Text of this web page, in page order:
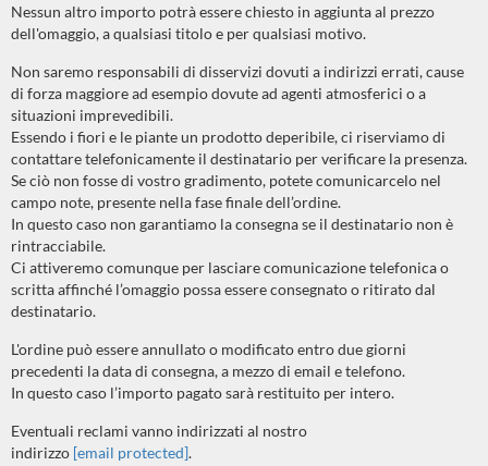
Nessun altro importo potrà essere chiesto in aggiunta al prezzo
dell'omaggio, a qualsiasi titolo e per qualsiasi motivo.
Non saremo responsabili di disservizi dovuti a indirizzi errati, cause
di forza maggiore ad esempio dovute ad agenti atmosferici o a
situazioni imprevedibili.
Essendo i fiori e le piante un prodotto deperibile, ci riserviamo di
contattare telefonicamente il destinatario per verificare la presenza.
Se ciò non fosse di vostro gradimento, potete comunicarcelo nel
campo note, presente nella fase finale dell’ordine.
In questo caso non garantiamo la consegna se il destinatario non è
rintracciabile.
Ci attiveremo comunque per lasciare comunicazione telefonica o
scritta affinché l’omaggio possa essere consegnato o ritirato dal
destinatario.
L'ordine può essere annullato o modificato entro due giorni
precedenti la data di consegna, a mezzo di email e telefono.
In questo caso l’importo pagato sarà restituito per intero.
Eventuali reclami vanno indirizzati al nostro
indirizzo [email protected].